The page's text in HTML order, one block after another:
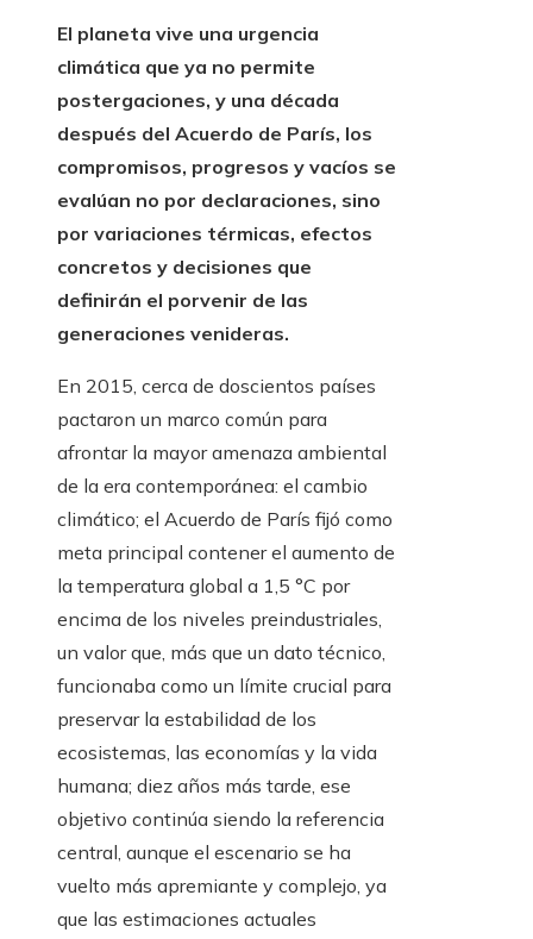
El planeta vive una urgencia
climática que ya no permite
postergaciones, y una década
después del Acuerdo de París, los
compromisos, progresos y vacíos se
evalúan no por declaraciones, sino
por variaciones térmicas, efectos
concretos y decisiones que
definirán el porvenir de las
generaciones venideras.
En 2015, cerca de doscientos países
pactaron un marco común para
afrontar la mayor amenaza ambiental
de la era contemporánea: el cambio
climático; el Acuerdo de París fijó como
meta principal contener el aumento de
la temperatura global a 1,5 °C por
encima de los niveles preindustriales,
un valor que, más que un dato técnico,
funcionaba como un límite crucial para
preservar la estabilidad de los
ecosistemas, las economías y la vida
humana; diez años más tarde, ese
objetivo continúa siendo la referencia
central, aunque el escenario se ha
vuelto más apremiante y complejo, ya
que las estimaciones actuales